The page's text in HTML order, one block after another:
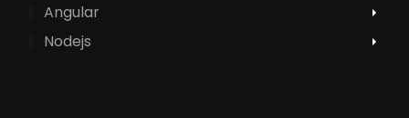
Angular
Nodejs